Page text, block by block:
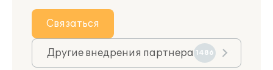
Связаться
Другие внедрения партнера 1486